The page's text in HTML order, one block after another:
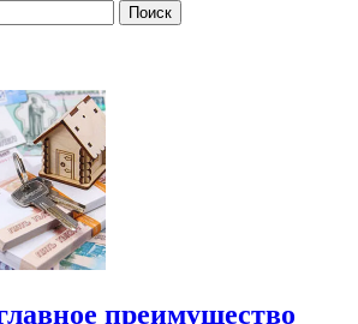
преимущество